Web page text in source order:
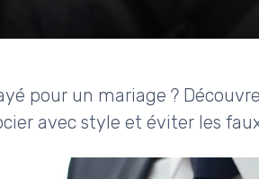
pour un mariage ?
avec style et éviter les